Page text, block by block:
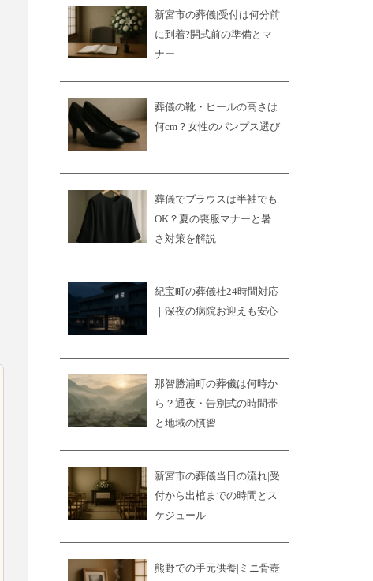
新宮市の葬儀|受付は何分前
に到着?開式前の準備とマ
ナー
葬儀の靴・ヒールの高さは
何cm？女性のパンプス選び
葬儀でブラウスは半袖でも
OK？夏の喪服マナーと暑
さ対策を解説
紀宝町の葬儀社24時間対応
｜深夜の病院お迎えも安心
那智勝浦町の葬儀は何時か
ら？通夜・告別式の時間帯
と地域の慣習
新宮市の葬儀当日の流れ|受
付から出棺までの時間とス
ケジュール
熊野での手元供養|ミニ骨壺